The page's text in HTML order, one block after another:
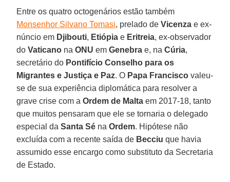
Entre os quatro octogenários estão também
Monsenhor Silvano Tomasi, prelado deVicenza e ex-
núncio em Djibouti, Etiópia e Eritreia, ex-observador
doVaticano naONU emGenebra e, naCúria,
secretário do Pontifício Conselho para os
Migrantes e Justiça e Paz. O Papa Francisco valeu-
se de sua experiência diplomática para resolver a
grave crise com aOrdem de Malta em 2017-18, tanto
que muitos pensaram que ele se tornaria o delegado
especial daSanta Sé naOrdem. Hipótese não
excluída com a recente saída de Becciu que havia
assumido esse encargo como substituto da Secretaria
de Estado.